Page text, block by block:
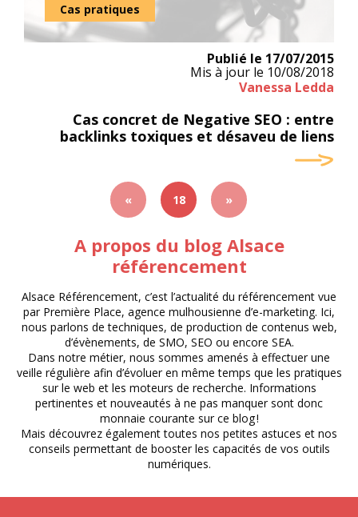
Cas pratiques
Publié le 17/07/2015
Mis à jour le 10/08/2018
Vanessa Ledda
Cas concret de Negative SEO : entre
backlinks toxiques et désaveu de liens
« 18 »
A propos du blog Alsace
référencement
Alsace Référencement, c’est l’actualité du référencement vue
par Première Place, agence mulhousienne d’e-marketing. Ici,
nous parlons de techniques, de production de contenus web,
d’évènements, de SMO, SEO ou encore SEA.
Dans notre métier, nous sommes amenés à effectuer une
veille régulière afin d’évoluer en même temps que les pratiques
sur le web et les moteurs de recherche. Informations
pertinentes et nouveautés à ne pas manquer sont donc
monnaie courante sur ce blog !
Mais découvrez également toutes nos petites astuces et nos
conseils permettant de booster les capacités de vos outils
numériques.